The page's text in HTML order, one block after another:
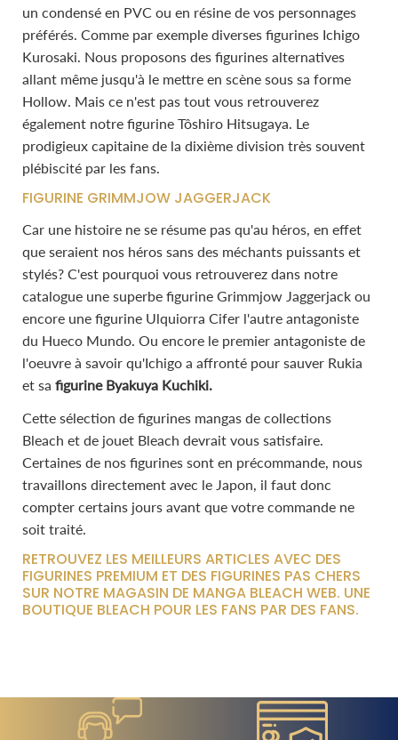
un condensé en PVC ou en résine de vos personnages
préférés. Comme par exemple diverses figurines Ichigo
Kurosaki. Nous proposons des figurines alternatives
allant même jusqu'à le mettre en scène sous sa forme
Hollow. Mais ce n'est pas tout vous retrouverez
également notre figurine Tôshiro Hitsugaya. Le
prodigieux capitaine de la dixième division très souvent
plébiscité par les fans.
FIGURINE GRIMMJOW JAGGERJACK
Car une histoire ne se résume pas qu'au héros, en effet
que seraient nos héros sans des méchants puissants et
stylés? C'est pourquoi vous retrouverez dans notre
catalogue une superbe figurine Grimmjow Jaggerjack ou
encore une figurine Ulquiorra Cifer l'autre antagoniste
du Hueco Mundo. Ou encore le premier antagoniste de
l'oeuvre à savoir qu'Ichigo a affronté pour sauver Rukia
et sa figurine Byakuya Kuchiki.
Cette sélection de figurines mangas de collections
Bleach et de jouet Bleach devrait vous satisfaire.
Certaines de nos figurines sont en précommande, nous
travaillons directement avec le Japon, il faut donc
compter certains jours avant que votre commande ne
soit traité.
RETROUVEZ LES MEILLEURS ARTICLES AVEC DES
FIGURINES PREMIUM ET DES FIGURINES PAS CHERS
SUR NOTRE MAGASIN DE MANGA BLEACH WEB. UNE
BOUTIQUE BLEACH POUR LES FANS PAR DES FANS.